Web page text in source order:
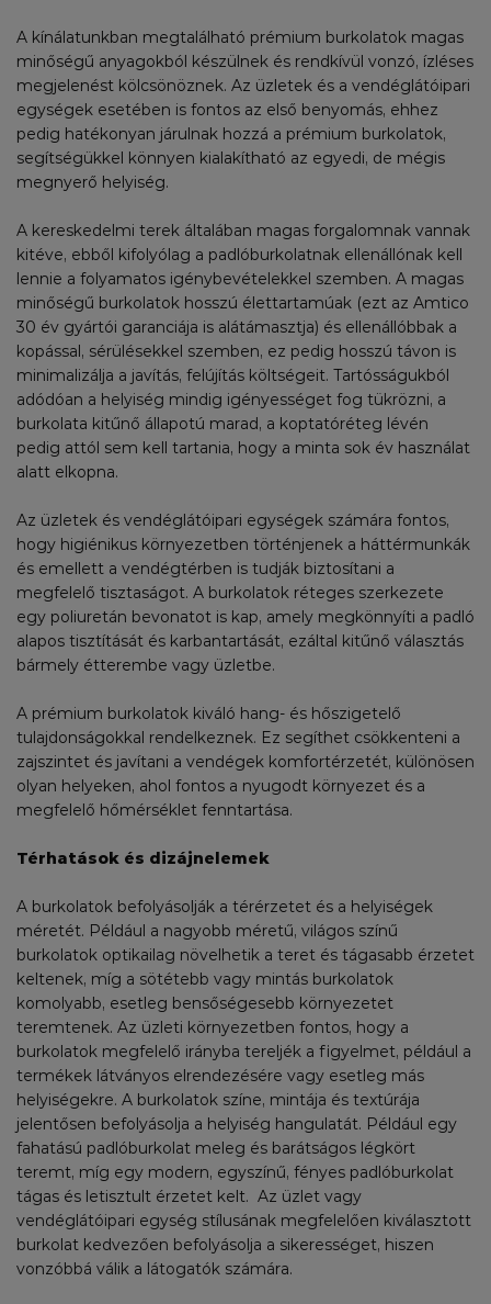
A kínálatunkban megtalálható prémium burkolatok magas
minőségű anyagokból készülnek és rendkívül vonzó, ízléses
megjelenést kölcsönöznek. Az üzletek és a vendéglátóipari
egységek esetében is fontos az első benyomás, ehhez
pedig hatékonyan járulnak hozzá a prémium burkolatok,
segítségükkel könnyen kialakítható az egyedi, de mégis
megnyerő helyiség.
A kereskedelmi terek általában magas forgalomnak vannak
kitéve, ebből kifolyólag a padlóburkolatnak ellenállónak kell
lennie a folyamatos igénybevételekkel szemben. A magas
minőségű burkolatok hosszú élettartamúak (ezt az Amtico
30 év gyártói garanciája is alátámasztja) és ellenállóbbak a
kopással, sérülésekkel szemben, ez pedig hosszú távon is
minimalizálja a javítás, felújítás költségeit. Tartósságukból
adódóan a helyiség mindig igényességet fog tükrözni, a
burkolata kitűnő állapotú marad, a koptatóréteg lévén
pedig attól sem kell tartania, hogy a minta sok év használat
alatt elkopna.
Az üzletek és vendéglátóipari egységek számára fontos,
hogy higiénikus környezetben történjenek a háttérmunkák
és emellett a vendégtérben is tudják biztosítani a
megfelelő tisztaságot. A burkolatok réteges szerkezete
egy poliuretán bevonatot is kap, amely megkönnyíti a padló
alapos tisztítását és karbantartását, ezáltal kitűnő választás
bármely étterembe vagy üzletbe.
A prémium burkolatok kiváló hang- és hőszigetelő
tulajdonságokkal rendelkeznek. Ez segíthet csökkenteni a
zajszintet és javítani a vendégek komfortérzetét, különösen
olyan helyeken, ahol fontos a nyugodt környezet és a
megfelelő hőmérséklet fenntartása.
Térhatások és dizájnelemek
A burkolatok befolyásolják a térérzetet és a helyiségek
méretét. Például a nagyobb méretű, világos színű
burkolatok optikailag növelhetik a teret és tágasabb érzetet
keltenek, míg a sötétebb vagy mintás burkolatok
komolyabb, esetleg bensőségesebb környezetet
teremtenek. Az üzleti környezetben fontos, hogy a
burkolatok megfelelő irányba tereljék a figyelmet, például a
termékek látványos elrendezésére vagy esetleg más
helyiségekre. A burkolatok színe, mintája és textúrája
jelentősen befolyásolja a helyiség hangulatát. Például egy
fahatású padlóburkolat meleg és barátságos légkört
teremt, míg egy modern, egyszínű, fényes padlóburkolat
tágas és letisztult érzetet kelt. Az üzlet vagy
vendéglátóipari egység stílusának megfelelően kiválasztott
burkolat kedvezően befolyásolja a sikerességet, hiszen
vonzóbbá válik a látogatók számára.